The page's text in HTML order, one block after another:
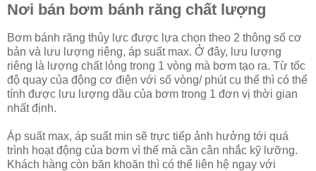
Nơi bán bơm bánh răng chất lượng
Bơm bánh răng thủy lực được lựa chọn theo 2 thông số cơ
bản và lưu lượng riêng, áp suất max. Ở đây, lưu lượng
riêng là lượng chất lỏng trong 1 vòng mà bơm tạo ra. Từ tốc
độ quay của động cơ điện với số vòng/ phút cụ thể thì có thể
tính được lưu lượng dầu của bơm trong 1 đơn vị thời gian
nhất định.
Áp suất max, áp suất min sẽ trực tiếp ảnh hưởng tới quá
trình hoạt động của bơm vì thế mà cần cân nhắc kỹ lưỡng.
Khách hàng còn băn khoăn thì có thể liên hệ ngay với